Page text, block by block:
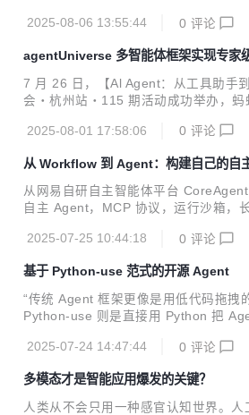
2025-08-06 13:55:44 0 评论
agentUniverse 多智能体框架实现专家
7 月 26 日，【Al Agent：从工具助手
会・杭州站・115 期活动成功举办，蚂
金融分析》的精彩演讲，深入阐述了如
2025-08-01 17:58:06 0 评论
从 Workflow 到 Agent：构建自己的自
从网易自研自主智能体平台
自主 Agent，MCP 协议，运行沙箱，
2025-07-25 10:44:18
0 评论
基于 Python-use 范式的开源 Agent
“传统 Agent 框架更像是用低代码拖拽
Python-use 则是直接用 Python 把
2025-07-24 14:47:44
0 评论
多模态才是智能应用爆发的关键？
人类从不会只用一种感官认知世界。